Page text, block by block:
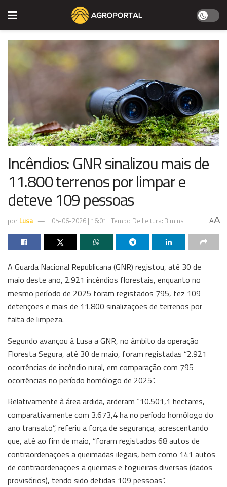
Incêndios: GNR sinalizou mais de
11.800 terrenos por limpar e
deteve 109 pessoas
por Lusa 05-06-2026 | 16:01 Tempo De Leitura: 3 mins AA
A Guarda Nacional Republicana (GNR) registou, até 30 de
maio deste ano, 2.921 incêndios florestais, enquanto no
mesmo período de 2025 foram registados 795, fez 109
detenções e mais de 11.800 sinalizações de terrenos por
falta de limpeza.
Segundo avançou à Lusa a GNR, no âmbito da operação
Floresta Segura, até 30 de maio, foram registadas “2.921
ocorrências de incêndio rural, em comparação com 795
ocorrências no período homólogo de 2025”.
Relativamente à área ardida, arderam “10.501,1 hectares,
comparativamente com 3.673,4 ha no período homólogo do
ano transato”, referiu a força de segurança, acrescentando
que, até ao fim de maio, “foram registados 68 autos de
contraordenações a queimadas ilegais, bem como 141 autos
de contraordenações a queimas e fogueiras diversas (dados
provisórios), tendo sido detidas 109 pessoas”.